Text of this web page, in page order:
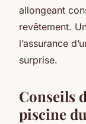
allongeant
revêtement.
l’assurance
surprise.
Conseils
piscine